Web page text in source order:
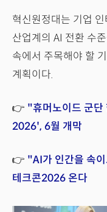
혁신원정대는 기업
산업계의 AI 전환 수
속에서 주목해야 할
계획이다.
👉 "휴머노이드 군
2026', 6월 개막
👉 "AI가 인간을 속
테크콘2026 온다